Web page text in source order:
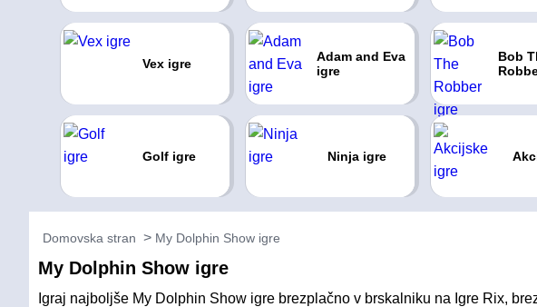
Vex igre
Adam and Eva
igre
Bob
Golf igre Ninja igre
Domovska stran My Dolphin Show igre
My Dolphin Show igre
Igraj najboljše My Dolphin Show igre brezplačno v brskalniku na Igre Rix,